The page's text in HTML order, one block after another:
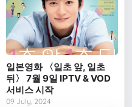
일본영화 〈일초 앞, 일초
뒤〉 7월 9일 IPTV & VOD
서비스 시작
09 July, 2024